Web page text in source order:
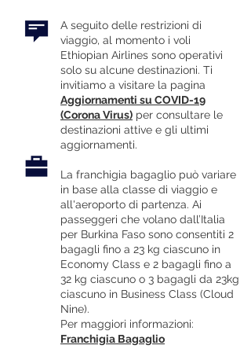
A seguito delle restrizioni di
viaggio, al momento i voli
Ethiopian Airlines sono operativi
solo su alcune destinazioni. Ti
invitiamo a visitare la pagina
Aggiornamenti su COVID-19
(Corona Virus) per consultare le
destinazioni attive e gli ultimi
aggiornamenti.
La franchigia bagaglio può variare
in base alla classe di viaggio e
all'aeroporto di partenza. Ai
passeggeri che volano dall’Italia
per Burkina Faso sono consentiti 2
bagagli fino a 23 kg ciascuno in
Economy Class e 2 bagagli fino a
32 kg ciascuno o 3 bagagli da 23kg
ciascuno in Business Class (Cloud
Nine).
Per maggiori informazioni:
Franchigia Bagaglio